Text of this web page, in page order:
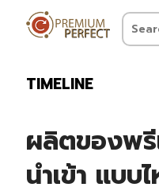
TIMELINE
ผลิตของพรี
นำเข้า แบบ